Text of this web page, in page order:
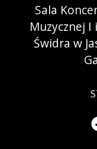
Sala
Muzycznej
Świdra w